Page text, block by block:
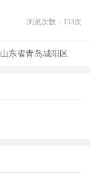
浏览次数： 153次
山东省青岛城阳区